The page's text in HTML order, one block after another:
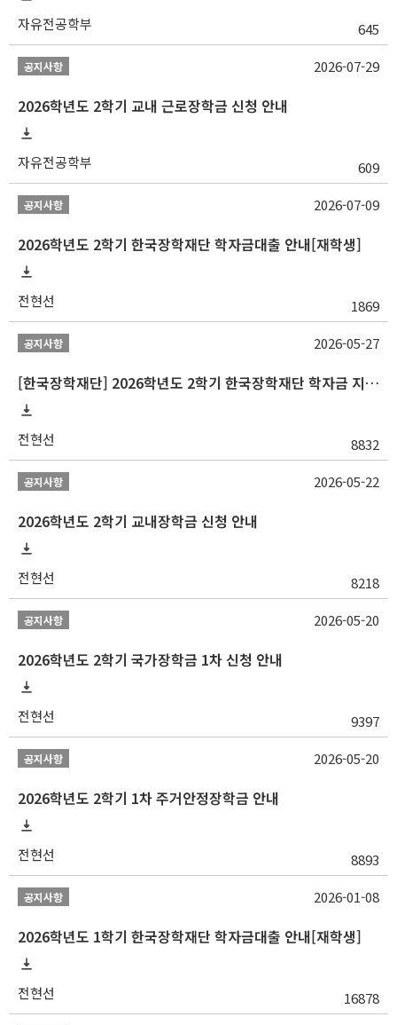
자유전공학부 645
공지사항
2026학년도 2학기 교내 근로장학금 신청 안내
자유전공학부 609
2026-07-29
공지사항
2026학년도 2학기 한국장학재단 학자금대출 안내[재학생]
전현선 1869
2026-07-09
공지사항
[한국장학재단] 2026학년도 2학기 한국장학재단 학자금 지원구간 산정 신청 안내
전현선 8832
2026-05-27
공지사항
2026학년도 2학기 교내장학금 신청 안내
전현선 8218
2026-05-22
공지사항
2026학년도 2학기 국가장학금 1차 신청 안내
전현선 9397
2026-05-20
공지사항
2026학년도 2학기 1차 주거안정장학금 안내
전현선 8893
2026-05-20
공지사항
2026학년도 1학기 한국장학재단 학자금대출 안내[재학생]
전현선 16878
2026-01-08